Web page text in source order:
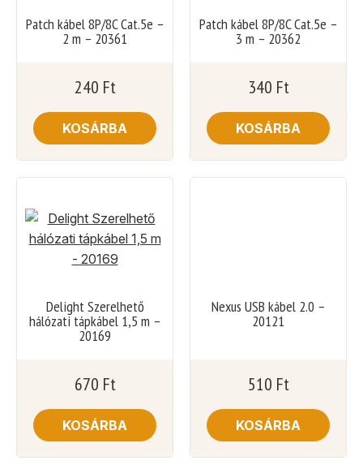
Patch kábel 8P/8C Cat.5e –
2 m – 20361
240 Ft
KOSÁRBA
Patch kábel 8P/8C Cat.5e –
3 m – 20362
340 Ft
KOSÁRBA
Delight Szerelhető
hálózati tápkábel 1,5 m –
20169
670 Ft
KOSÁRBA
Nexus USB kábel 2.0 –
20121
510 Ft
KOSÁRBA